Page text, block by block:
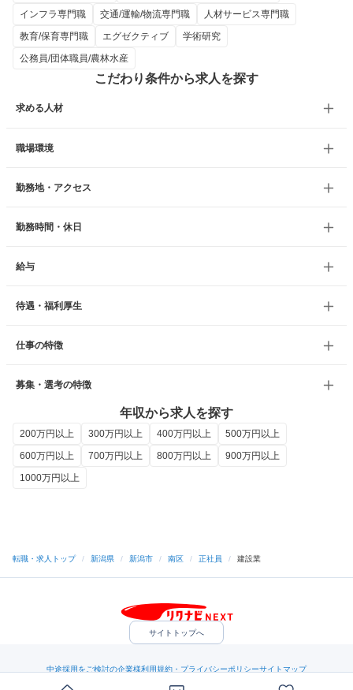
インフラ専門職
交通/運輸/物流専門職
人材サービス専門職
教育/保育専門職
エグゼクティブ
学術研究
公務員/団体職員/農林水産
こだわり条件から求人を探す
求める人材
職場環境
勤務地・アクセス
勤務時間・休日
給与
待遇・福利厚生
仕事の特徴
募集・選考の特徴
年収から求人を探す
200万円以上 300万円以上 400万円以上
500万円以上
600万円以上
700万円以上 800万円以上
900万円以上
1000万円以上
転職・求人トップ / 新潟県 / 新潟市 / 南区 / 正社員 / 建設業
サイトトップへ
中途採用をご検討の企業様利用規約・プライバシーポリシーサイトマップ